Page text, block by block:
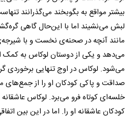
بیشتر مواقع به بگو‌بخند می‌گذرانند
لبش می‌نشیند اما با این‌حال گاهی
مانند آنچه در صحنه‌ی نخست و با
می‌دهد و یکی از دوستان لوکاس به کمک
می‌شود. لوکاس در اوج تنهایی برخوردی
صداقت و پاکی کودکان او را از جمع‌های
خلسه‌ای کوتاه فرو می‌برد. لوکاس
کودکان عاشقانه او را. اما در این بین